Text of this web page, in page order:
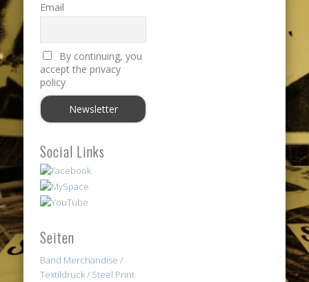
Email
By continuing, you
accept the privacy
policy
Social Links
Seiten
Band Merchandise /
Textildruck / Steel Print